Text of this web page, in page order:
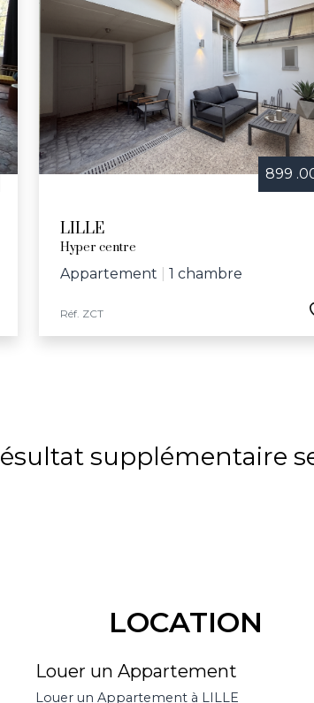
verts.
la ville propose tout au long de l'année
pour l’école Vanoverschelde et la
et sportives, comprenant le
Jeannine-Manuel, Lille offre un cadre idéal
899
LILLE
Hyper centre
Appartement 1 chambre
Réf. ZCT
supplémentaire
LOCATION
Louer un Appartement
Louer un Appartement à LILLE